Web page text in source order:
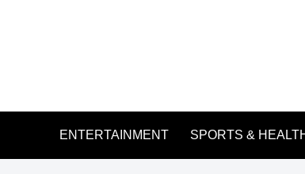
ENTERTAINMENT SPORTS &